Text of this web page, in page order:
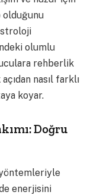
olduğunu
olumlu
rehberlik
nasıl farklı
koyar.
Doğru
enerjisini